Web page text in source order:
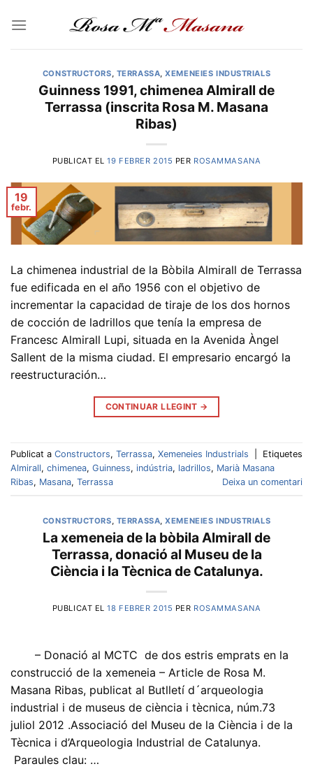
CONSTRUCTORS, TERRASSA,XEMENEIES INDUSTRIALS
Guinness 1991, chimenea Almirall de
Terrassa (inscrita Rosa M. Masana
Ribas)
PUBLICAT EL19 FEBRER 2015 PER ROSAMMASANA
19
febr.
La chimenea industrial de la Bòbila Almirall de Terrassa
fue edificada en el año 1956 con el objetivo de
incrementar la capacidad de tiraje de los dos hornos
de cocción de ladrillos que tenía la empresa de
Francesc Almirall Lupi, situada en la Avenida Àngel
Sallent de la misma ciudad. El empresario encargó la
reestructuración…
CONTINUAR LLEGINT →
Publicat a Constructors, Terrassa, Xemeneies Industrials
Etiquetes
Almirall, chimenea, Guinness, indústria, ladrillos, Marià Masana
Ribas, Masana, Terrassa Deixa un comentari
CONSTRUCTORS, TERRASSA,XEMENEIES INDUSTRIALS
La xemeneia de la bòbila Almirall de
Terrassa, donació al Museu de la
Ciència i la Tècnica de Catalunya.
PUBLICAT EL18 FEBRER 2015 PER ROSAMMASANA
– Donació al MCTC de dos estris emprats en la
construcció de la xemeneia – Article de Rosa M.
Masana Ribas, publicat al Butlletí d´arqueologia
industrial i de museus de ciència i tècnica, núm.73
juliol 2012 .Associació del Museu de la Ciència i de la
Tècnica i d’Arqueologia Industrial de Catalunya.
Paraules clau: …